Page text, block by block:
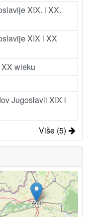
XIX. i XX.
XIX i XX
wieku
Jugoslavii XIX i
Više (5)